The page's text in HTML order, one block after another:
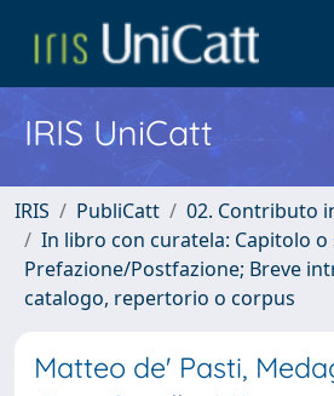
IRIS UniCatt
IRIS PubliCatt
02. Contributo
In libro con curatela: Capitolo o
Prefazione/Postfazione; Breve
catalogo, repertorio o corpus
Matteo de' Pasti,